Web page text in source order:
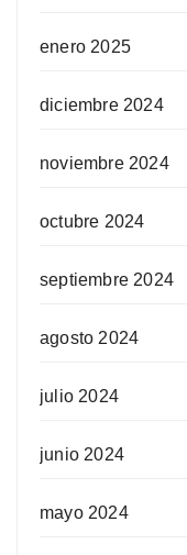
enero 2025
diciembre 2024
noviembre 2024
octubre 2024
septiembre 2024
agosto 2024
julio 2024
junio 2024
mayo 2024